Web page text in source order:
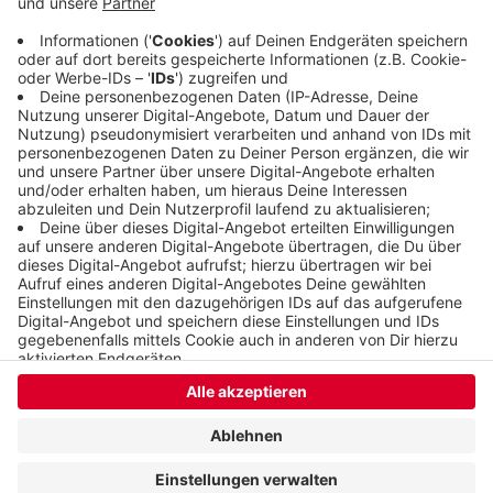
Alle können esonlinebestellen.
Veröffentlicht:Mittwoch, 16.08.2023 14:40
Anzeige
Anzeige